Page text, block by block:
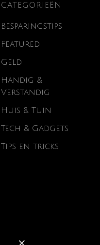
CATEGORIEËN
Besparingstips
Featured
Geld
Handig &
Verstandig
Huis & Tuin
Tech & Gadgets
Tips en tricks